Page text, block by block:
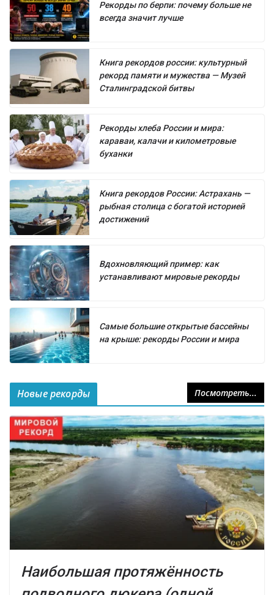
Рекорды по берпи: почему больше не
всегда значит лучше
Книга рекордов россии: культурный
рекорд памяти и мужества — Музей
Сталинградской битвы
Рекорды хлеба России и мира:
караваи, калачи и километровые
буханки
Книга рекордов России: Астрахань —
рыбная столица с богатой историей
достижений
Вдохновляющий пример: как
устанавливают мировые рекорды
Самые большие открытые бассейны
на крыше: рекорды России и мира
Новые рекорды Посмотреть...
Наибольшая протяжённость